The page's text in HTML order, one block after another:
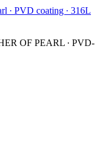
OF PEARL ∙ PVD-